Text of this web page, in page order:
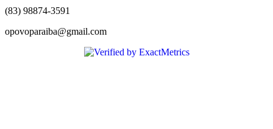
(83) 98874-3591
opovoparaiba@gmail.com